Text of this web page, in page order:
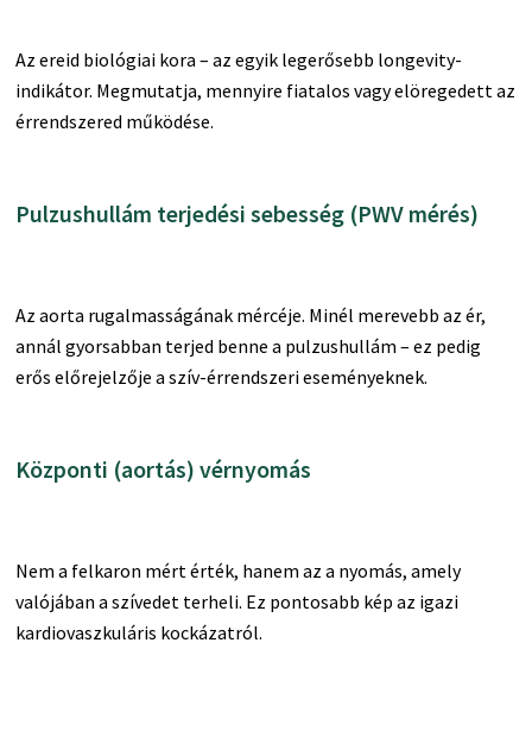
Az ereid biológiai kora – az egyik legerősebb longevity-
indikátor. Megmutatja, mennyire fiatalos vagy elöregedett az
érrendszered működése.
Pulzushullám terjedési sebesség (PWV mérés)
Az aorta rugalmasságának mércéje. Minél merevebb az ér,
annál gyorsabban terjed benne a pulzushullám – ez pedig
erős előrejelzője a szív-érrendszeri eseményeknek.
Központi (aortás) vérnyomás
Nem a felkaron mért érték, hanem az a nyomás, amely
valójában a szívedet terheli. Ez pontosabb kép az igazi
kardiovaszkuláris kockázatról.